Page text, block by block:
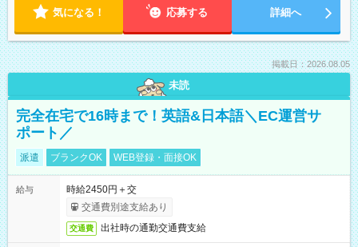
気になる！ 応募する 詳細へ
掲載日：2026.08.05
未読
完全在宅で16時まで！英語&日本語＼EC運営サ
ポート／
派遣 ブランクOK WEB登録・面接OK
給与
時給2450円＋交
交通費別途支給あり
交通費 出社時の通勤交通費支給